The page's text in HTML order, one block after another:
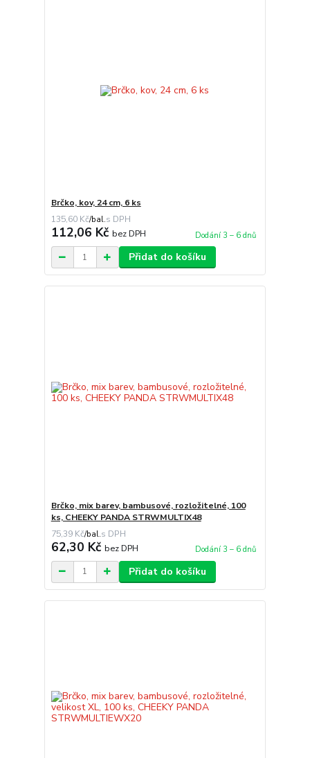
Brčko, kov, 24 cm, 6 ks
135,60 Kč/bal.
112,06 Kč bez DPH Dodání 3 – 6 dnů
Přidat do košíku
Brčko, mix barev, bambusové, rozložitelné, 100
ks, CHEEKY PANDA STRWMULTIX48
75,39 Kč/bal.
62,30 Kč bez DPH Dodání 3 – 6 dnů
Přidat do košíku